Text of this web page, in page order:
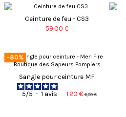
Ceinture de feu - CS3
59,00 €
-80%
Sangle pour ceinture MF
5/5 - 1 avis 1,20 €6,00 €